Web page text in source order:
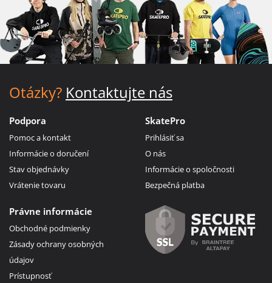
Otázky? Kontaktujte nás
Podpora
Pomoc a kontakt
Informácie o doručení
Stav objednávky
Vrátenie tovaru
SkatePro
Prihlásiť sa
O nás
Informácie o spoločnosti
Bezpečná platba
Právne informácie
Obchodné podmienky
Zásady ochrany osobných
údajov
Prístupnosť